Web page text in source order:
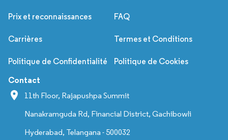
Prix et reconnaissances FAQ
Carrières Termes et Conditions
Politique de Confidentialité Politique de Cookies
Contact
11th Floor, Rajapushpa Summit
Nanakramguda Rd, Financial District, Gachibowli
Hyderabad, Telangana - 500032